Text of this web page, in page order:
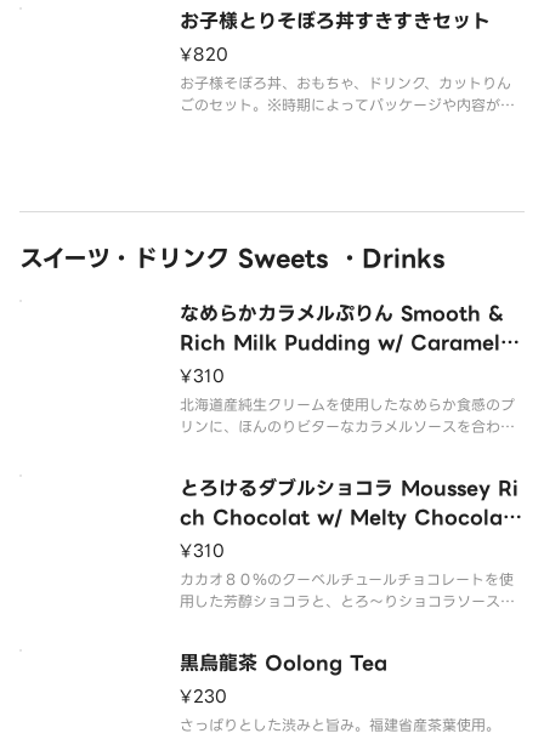
さい。
お子様とりそぼろ丼すきすきセット
¥820
お子様そぼろ丼、おもちゃ、ドリンク、カットりん
ごのセット。※時期によってパッケージや内容が異
スイーツ・ドリンク Sweets ・Drinks
なめらかカラメルぷりん Smooth &
Rich Milk Pudding w/ Caramel S
auce
¥310
北海道産純生クリームを使用したなめらか食感のプ
リンに、ほんのりビターなカラメルソースを合わせ
とろけるダブルショコラ Moussey Ri
ch Chocolat w/ Melty Chocolate
Sauce
¥310
カカオ８０％のクーベルチュールチョコレートを使
用した芳醇ショコラと、とろ～りショコラソースの
黒烏龍茶 Oolong Tea
¥230
さっぱりとした渋みと旨み。福建省産茶葉使用。